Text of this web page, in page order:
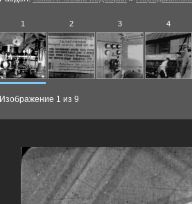
1 2 3 4
Изображение 1 из 9